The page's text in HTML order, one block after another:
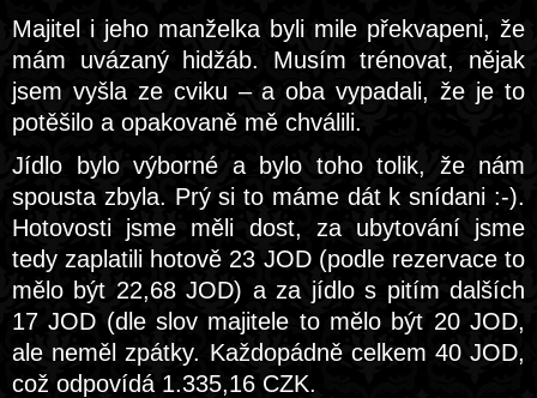
Majitel i jeho manželka byli mile překvapeni, že
mám uvázaný hidžáb. Musím trénovat, nějak
jsem vyšla ze cviku – a oba vypadali, že je to
potěšilo a opakovaně mě chválili.
Jídlo bylo výborné a bylo toho tolik, že nám
spousta zbyla. Prý si to máme dát k snídani :-).
Hotovosti jsme měli dost, za ubytování jsme
tedy zaplatili hotově 23 JOD (podle rezervace to
mělo být 22,68 JOD) a za jídlo s pitím dalších
17 JOD (dle slov majitele to mělo být 20 JOD,
ale neměl zpátky. Každopádně celkem 40 JOD,
což odpovídá 1.335,16 CZK.